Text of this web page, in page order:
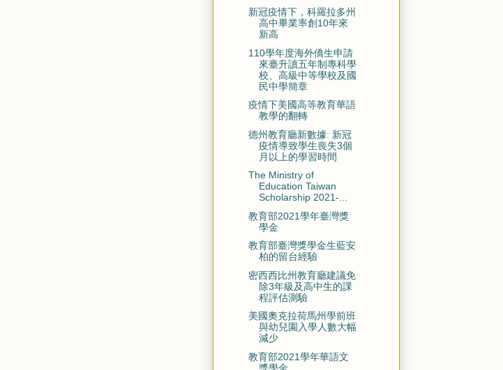
新冠疫情下，科羅拉多州
高中畢業率創10年來
新高
110學年度海外僑生申請
來臺升讀五年制專科學
校、高級中等學校及國
民中學簡章
疫情下美國高等教育華語
教學的翻轉
德州教育廳新數據: 新冠
疫情導致學生喪失3個
月以上的學習時間
The Ministry of
Education Taiwan
Scholarship 2021-...
教育部2021學年臺灣獎
學金
教育部臺灣獎學金生藍安
柏的留台經驗
密西西比州教育廳建議免
除3年級及高中生的課
程評估測驗
美國奧克拉荷馬州學前班
與幼兒園入學人數大幅
減少
教育部2021學年華語文
獎學金